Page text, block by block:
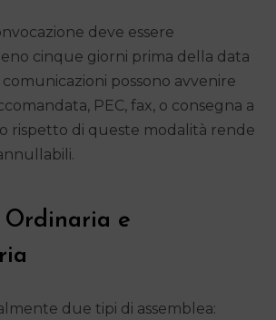
deve essere
cinque giorni prima della data
possono avvenire
PEC, fax, o consegna a
rispetto di queste modalità rende
Ordinaria e
due tipi di assemblea: